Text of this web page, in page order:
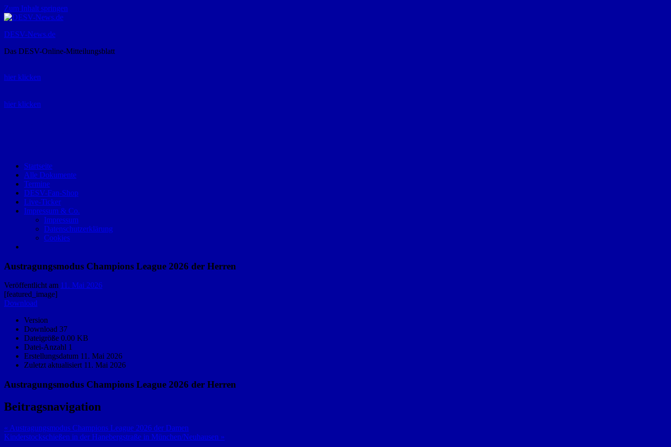
Zum Inhalt springen
DESV-News.de
Das DESV-Online-Mitteilungsblatt
hier klicken
hier klicken
Startseite
Alle Dokumente
Termine
DESV-Fan-Shop
Live-Ticker
Impressum & Co.
Impressum
Datenschutzerklärung
Cookies
Austragungsmodus Champions League 2026 der Herren
Veröffentlicht am 11. Mai 2026
[featured_image]
Download
Version
Download 37
Dateigröße 0.00 KB
Datei-Anzahl 1
Erstellungsdatum 11. Mai 2026
Zuletzt aktualisiert 11. Mai 2026
Austragungsmodus Champions League 2026 der Herren
Beitragsnavigation
« Austragungsmodus Champions League 2026 der Damen
Kinderstockschießen in der Hanebergstraße in München/Neuhausen »